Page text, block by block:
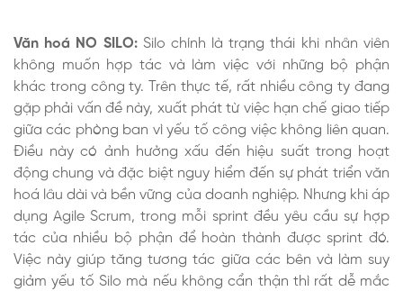
Văn hoá NO SILO:Silo chính là trạng thái khi nhân viên
không muốn hợp tác và làm việc với những bộ phận
khác trong công ty. Trên thực tế, rất nhiều công ty đang
gặp phải vấn đề này, xuất phát từ việc hạn chế giao tiếp
giữa các phòng ban vì yếu tố công việc không liên quan.
Điều này có ảnh hưởng xấu đến hiệu suất trong hoạt
động chung và đặc biệt nguy hiểm đến sự phát triển văn
hoá lâu dài và bền vững của doanh nghiệp. Nhưng khi áp
dụng Agile Scrum, trong mỗi sprint đều yêu cầu sự hợp
tác của nhiều bộ phận để hoàn thành được sprint đó.
Việc này giúp tăng tương tác giữa các bên và làm suy
giảm yếu tố Silo mà nếu không cẩn thận thì rất dễ mắc